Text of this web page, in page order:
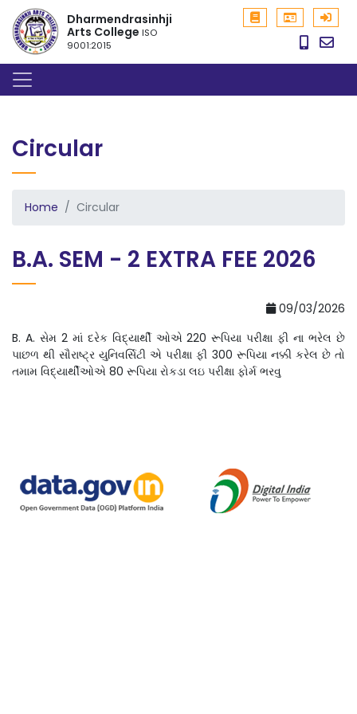
Dharmendrasinhji
Arts CollegeISO
9001:2015
Circular
Home Circular
B.A. SEM - 2 EXTRA FEE 2026
09/03/2026
B. A. સેમ 2 માં દરેક વિદ્યાર્થી ઓએ 220 રૂપિયા પરીક્ષા ફી ના ભરેલ છે
પાછળ થી સૌરાષ્ટ્ર યુનિવર્સિટી એ પરીક્ષા ફી 300 રૂપિયા નક્કી કરેલ છે તો
તમામ વિદ્યાર્થીઓએ 80 રૂપિયા રોકડા લઇ પરીક્ષા ફોર્મ ભરવુ